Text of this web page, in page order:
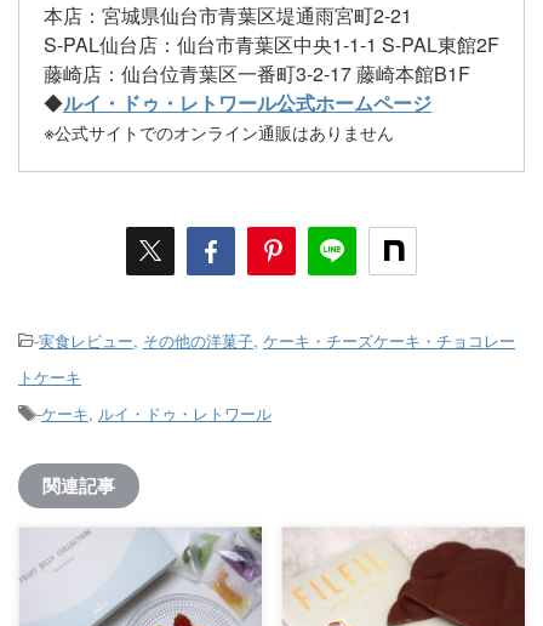
本店：宮城県仙台市青葉区堤通雨宮町2-21
S-PAL仙台店：仙台市青葉区中央1-1-1 S-PAL東館2F
藤崎店：仙台位青葉区一番町3-2-17 藤崎本館B1F
◆ルイ・ドゥ・レトワール公式ホームページ
※公式サイトでのオンライン通販はありません
-実食レビュー, その他の洋菓子, ケーキ・チーズケーキ・チョコレー
トケーキ
-ケーキ, ルイ・ドゥ・レトワール
関連記事